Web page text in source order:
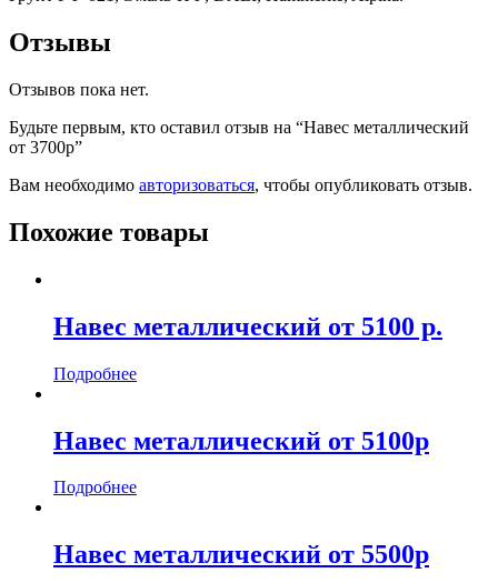
Отзывы
Отзывов пока нет.
Будьте первым, кто оставил отзыв на “Навес металлический
от 3700р”
Вам необходимо авторизоваться, чтобы опубликовать отзыв.
Похожие товары
Навес металлический от 5100 р.
Подробнее
Навес металлический от 5100р
Подробнее
Навес металлический от 5500р